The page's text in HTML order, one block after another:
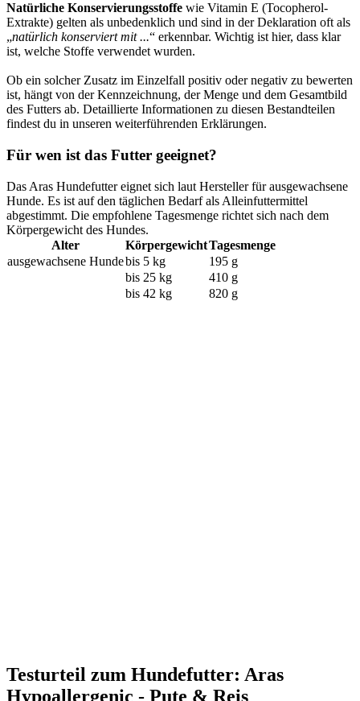
Natürliche Konservierungsstoffe wie Vitamin E (Tocopherol-
Extrakte) gelten als unbedenklich und sind in der Deklaration oft als
„natürlich konserviert mit ...“ erkennbar. Wichtig ist hier, dass klar
ist, welche Stoffe verwendet wurden.
Ob ein solcher Zusatz im Einzelfall positiv oder negativ zu bewerten
ist, hängt von der Kennzeichnung, der Menge und dem Gesamtbild
des Futters ab. Detaillierte Informationen zu diesen Bestandteilen
findest du in unseren weiterführenden Erklärungen.
Für wen ist das Futter geeignet?
Das Aras Hundefutter eignet sich laut Hersteller für ausgewachsene
Hunde. Es ist auf den täglichen Bedarf als Alleinfuttermittel
abgestimmt. Die empfohlene Tagesmenge richtet sich nach dem
Körpergewicht des Hundes.
Alter
KörpergewichtTagesmenge
ausgewachsene Hundebis 5 kg
195 g
bis 25 kg
410 g
bis 42 kg
820 g
Testurteil zum Hundefutter: Aras
Hypoallergenic - Pute & Reis